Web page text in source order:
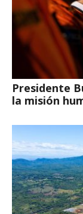
Presidente
la misión